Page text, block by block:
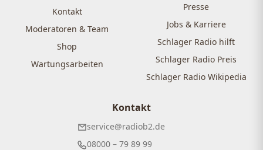
Kontakt
Moderatoren & Team
Shop
Wartungsarbeiten
Presse
Jobs & Karriere
Schlager Radio hilft
Schlager Radio Preis
Schlager Radio Wikipedia
Kontakt
service@radiob2.de
08000 – 79 89 99